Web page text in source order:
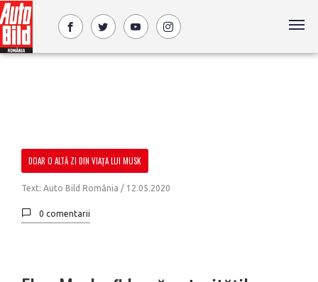
DOAR O ALTĂ ZI DIN VIAȚA LUI MUSK
Text: Auto Bild România / 12.05.2020
0 comentarii